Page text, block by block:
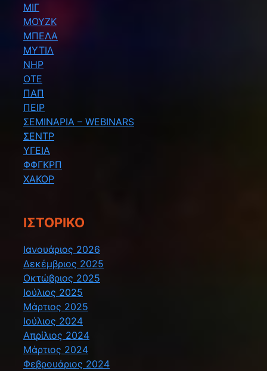
ΜΙΓ
ΜΟΥΖΚ
ΜΠΕΛΑ
ΜΥΤΙΛ
ΝΗΡ
ΟΤΕ
ΠΑΠ
ΠΕΙΡ
ΣΕΜΙΝΑΡΙΑ – WEBINARS
ΣΕΝΤΡ
ΥΓΕΙΑ
ΦΦΓΚΡΠ
ΧΑΚΟΡ
ΙΣΤΟΡΙΚΌ
Ιανουάριος 2026
Δεκέμβριος 2025
Οκτώβριος 2025
Ιούλιος 2025
Μάρτιος 2025
Ιούλιος 2024
Απρίλιος 2024
Μάρτιος 2024
Φεβρουάριος 2024